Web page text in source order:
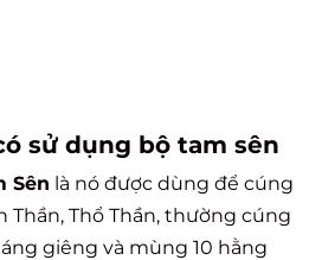
sử dụng bộ tam sên
Sên là nó được dùng để cúng
Thần, Thổ Thần, thường cúng
giêng và mùng 10 hằng